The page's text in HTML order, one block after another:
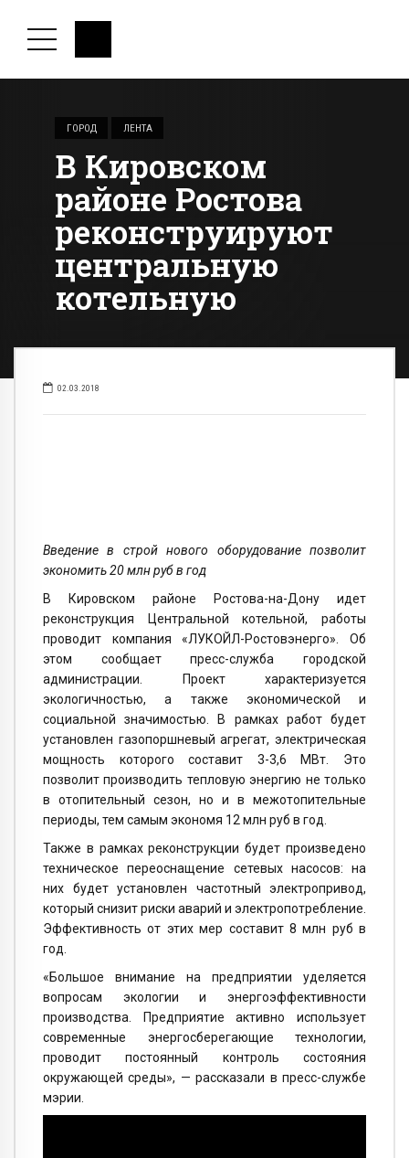
ГОРОД ЛЕНТА
В Кировском
районе Ростова
реконструируют
центральную
котельную
02.03.2018
Введение в строй нового оборудование позволит
экономить 20 млн руб в год
В Кировском районе Ростова-на-Дону идет
реконструкция Центральной котельной, работы
проводит компания «ЛУКОЙЛ-Ростовэнерго». Об
этом сообщает пресс-служба городской
администрации. Проект характеризуется
экологичностью, а также экономической и
социальной значимостью. В рамках работ будет
установлен газопоршневый агрегат, электрическая
мощность которого составит 3-3,6 МВт. Это
позволит производить тепловую энергию не только
в отопительный сезон, но и в межотопительные
периоды, тем самым экономя 12 млн руб в год.
Также в рамках реконструкции будет произведено
техническое переоснащение сетевых насосов: на
них будет установлен частотный электропривод,
который снизит риски аварий и электропотребление.
Эффективность от этих мер составит 8 млн руб в
год.
«Большое внимание на предприятии уделяется
вопросам экологии и энергоэффективности
производства. Предприятие активно использует
современные энергосберегающие технологии,
проводит постоянный контроль состояния
окружающей среды», — рассказали в пресс-службе
мэрии.